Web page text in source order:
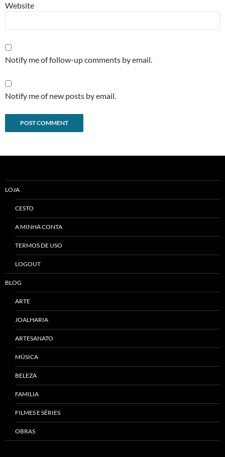
Website
Notify me of follow-up comments by email.
Notify me of new posts by email.
LOJA
CESTO
A MINHA CONTA
TERMOS DE USO
LOGOUT
BLOG
ARTE
JOALHARIA
ARTESANATO
MÚSICA
BELEZA
FAMILIA
FILMES E SÉRIES
OBRAS